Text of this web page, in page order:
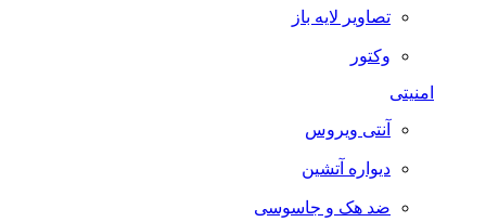
تصاویر لایه باز
وکتور
آنتی ویروس
دیواره آتشین
ضد هک و جاسوسی